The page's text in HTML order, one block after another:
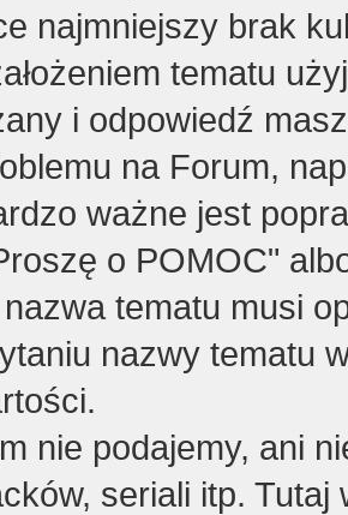
najmniejszy brak
tematu
i odpowiedź
na Forum,
ważne jest
o POMOC"
tematu musi
nazwy tematu
nie podajemy, ani
seriali itp. Tutaj